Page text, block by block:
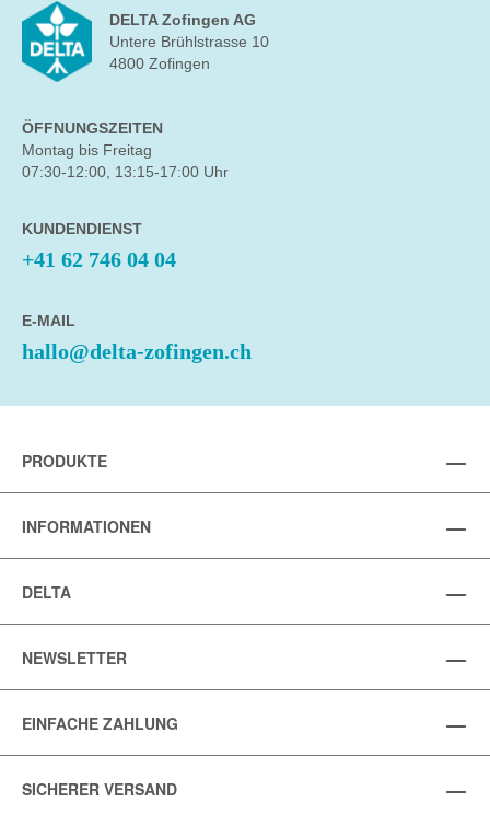
DELTA Zofingen AG
Untere Brühlstrasse 10
4800 Zofingen
ÖFFNUNGSZEITEN
Montag bis Freitag
07:30-12:00, 13:15-17:00 Uhr
KUNDENDIENST
+41 62 746 04 04
E-MAIL
hallo@delta-zofingen.ch
PRODUKTE
INFORMATIONEN
DELTA
NEWSLETTER
EINFACHE ZAHLUNG
SICHERER VERSAND